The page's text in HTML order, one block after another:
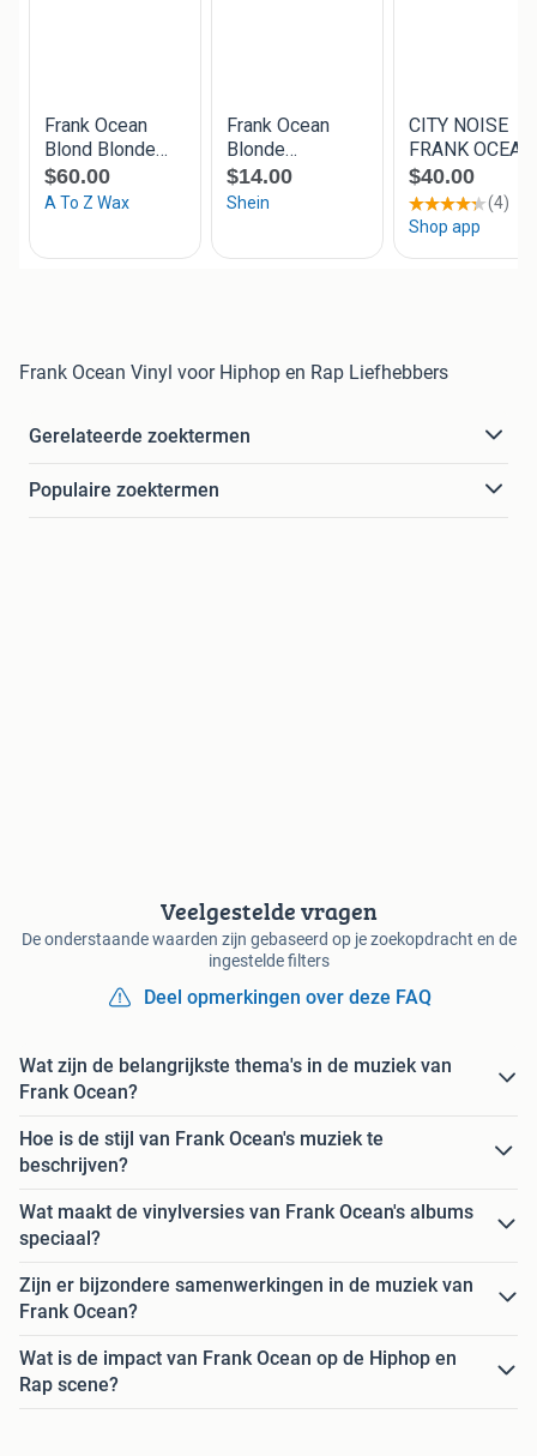
Frank Ocean Vinyl voor Hiphop en Rap Liefhebbers
Gerelateerde zoektermen
Populaire zoektermen
Veelgestelde vragen
De onderstaande waarden zijn gebaseerd op je zoekopdracht en de
ingestelde filters
Deel opmerkingen over deze FAQ
Wat zijn de belangrijkste thema's in de muziek van
Frank Ocean?
Hoe is de stijl van Frank Ocean's muziek te
beschrijven?
Wat maakt de vinylversies van Frank Ocean's albums
speciaal?
Zijn er bijzondere samenwerkingen in de muziek van
Frank Ocean?
Wat is de impact van Frank Ocean op de Hiphop en
Rap scene?